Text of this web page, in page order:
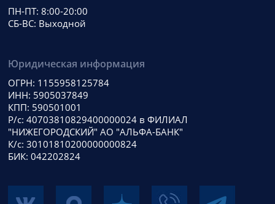
ПН-ПТ: 8:00-20:00
СБ-ВС: Выходной
Юридическая информация
ОГРН: 1155958125784
ИНН: 5905037849
КПП: 590501001
Р/с: 40703810829400000024 в ФИЛИАЛ
"НИЖЕГОРОДСКИЙ" АО "АЛЬФА-БАНК"
К/с: 30101810200000000824
БИК: 042202824